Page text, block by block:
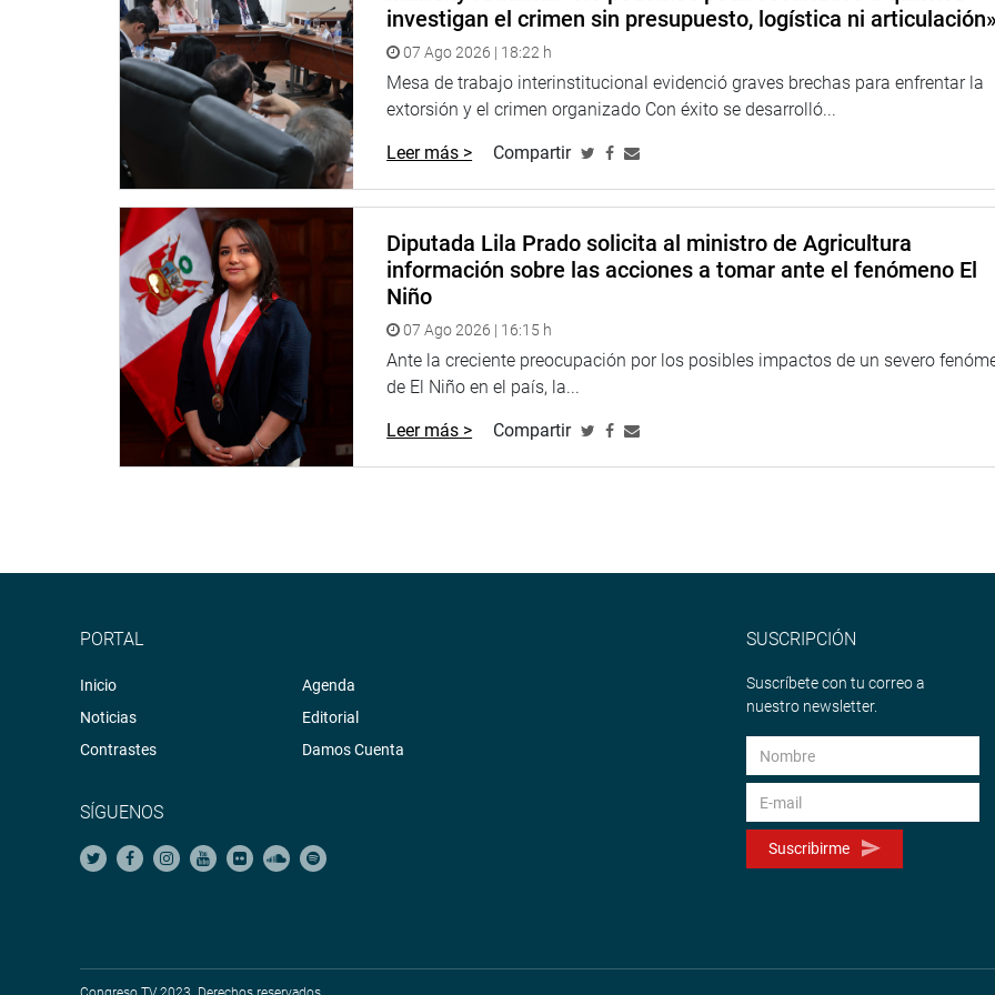
investigan el crimen sin presupuesto, logística ni articulación»
07 Ago 2026 | 18:22 h
Mesa de trabajo interinstitucional evidenció graves brechas para enfrentar la
extorsión y el crimen organizado Con éxito se desarrolló...
Leer más > Compartir
Diputada Lila Prado solicita al ministro de Agricultura
información sobre las acciones a tomar ante el fenómeno El
Niño
07 Ago 2026 | 16:15 h
Ante la creciente preocupación por los posibles impactos de un severo
de El Niño en el país, la...
Leer más > Compartir
PORTAL
Inicio
Noticias
Contrastes
Agenda
Editorial
Damos Cuenta
SÍGUENOS
SUSCRIPCIÓN
Suscríbete con tu correo a
nuestro newsletter.
Suscribirme